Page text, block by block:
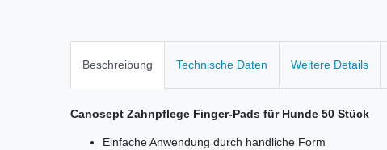
Beschreibung Technische Daten Weitere Details
Canosept Zahnpflege Finger-Pads für Hunde 50 Stück
Einfache Anwendung durch handliche Form